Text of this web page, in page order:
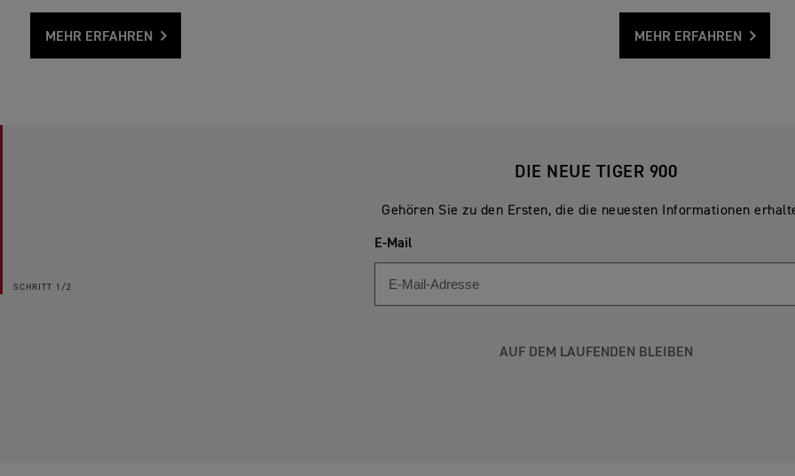
MEHR ERFAHREN MEHR ERFAHREN
SCHRITT 1/2
DIE NEUE TIGER 900
Gehören Sie zu den Ersten, die die neuesten Informationen
E-Mail
AUF DEM LAUFENDEN BLEIBEN